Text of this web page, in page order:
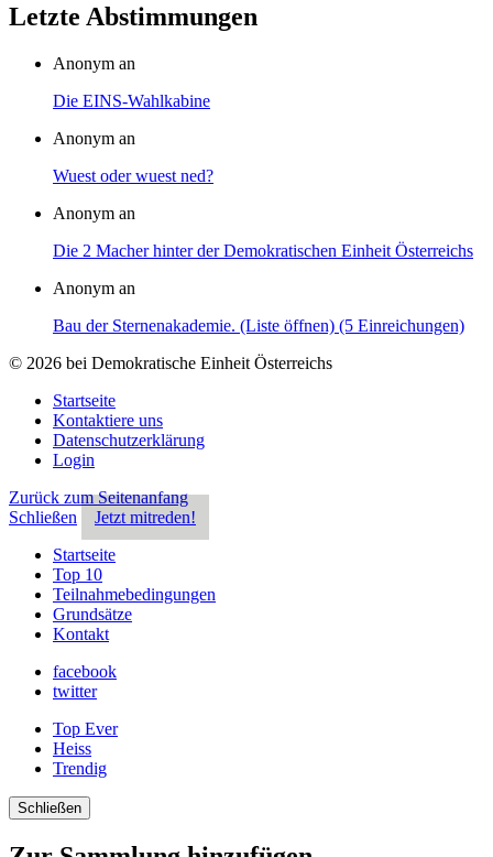
Letzte Abstimmungen
Anonym an
Die EINS-Wahlkabine
Anonym an
Wuest oder wuest ned?
Anonym an
Die 2 Macher hinter der Demokratischen Einheit Österreichs
Anonym an
Bau der Sternenakademie. (Liste öffnen) (5 Einreichungen)
© 2026 bei Demokratische Einheit Österreichs
Startseite
Kontaktiere uns
Datenschutzerklärung
Login
Zurück zum Seitenanfang
Schließen
Jetzt mitreden!
Startseite
Top 10
Teilnahmebedingungen
Grundsätze
Kontakt
facebook
twitter
Top Ever
Heiss
Trendig
Schließen